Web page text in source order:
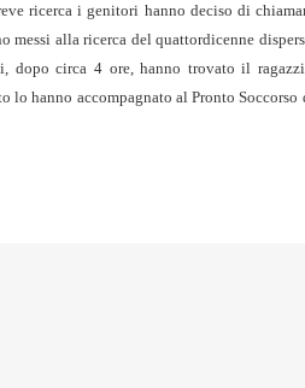
ricerca i genitori hanno deciso di
alla ricerca del quattordicenne
dopo circa 4 ore, hanno trovato il
hanno accompagnato al Pronto